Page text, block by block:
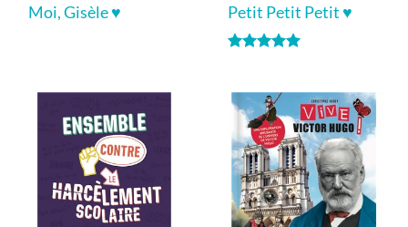
Moi, Gisèle ♥ Petit Petit Petit ♥